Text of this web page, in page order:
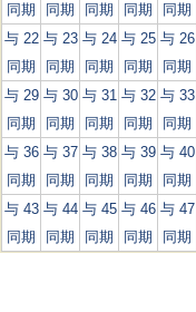
同期
同期
同期
同期
同期
与 22
同期
与 23
同期
与 24
同期
与 25
同期
与 26
同期
与 29
同期
与 30
同期
与 31
同期
与 32
同期
与 33
同期
与 36
同期
与 37
同期
与 38
同期
与 39
同期
与 40
同期
与 43
同期
与 44
同期
与 45
同期
与 46
同期
与 47
同期